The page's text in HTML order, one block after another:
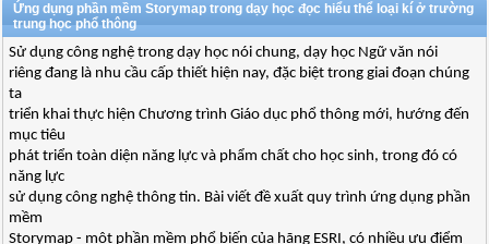
Ứng dụng phần mềm Storymap trong dạy học đọc hiểu thể loại kí ở trường
trung học phổ thông
Sử dụng công nghệ trong dạy học nói chung, dạy học Ngữ văn nói
riêng đang là nhu cầu cấp thiết hiện nay, đặc biệt trong giai đoạn chúng
ta
triển khai thực hiện Chương trình Giáo dục phổ thông mới, hướng đến
mục tiêu
phát triển toàn diện năng lực và phẩm chất cho học sinh, trong đó có
năng lực
sử dụng công nghệ thông tin. Bài viết đề xuất quy trình ứng dụng phần
mềm
Storymap - một phần mềm phổ biến của hãng ESRI, có nhiều ưu điểm